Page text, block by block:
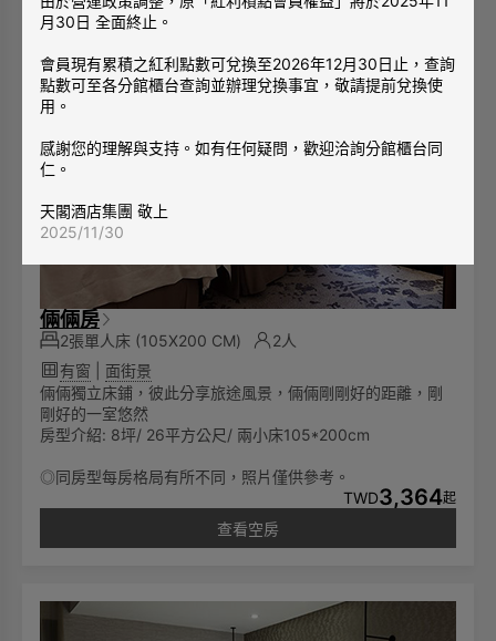
倆倆房
2張單人床 (105X200 CM)
2人
有窗
面街景
倆倆獨立床鋪，彼此分享旅途風景，倆倆剛剛好的距離，剛
剛好的一室悠然
房型介紹: 8坪/ 26平方公尺/ 兩小床105*200cm
◎同房型每房格局有所不同，照片僅供參考。
TWD3,364起
查看空房
月30日 全面終止。
會員現有累積之紅利點數可兌換至2026年12月30日止，查詢
點數可至各分館櫃台查詢並辦理兌換事宜，敬請提前兌換使
用。
感謝您的理解與支持。如有任何疑問，歡迎洽詢分館櫃台同
仁。
天閣酒店集團 敬上
2025/11/30